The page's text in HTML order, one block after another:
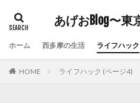
あげおBlog〜東
ホーム 西多摩の生活 ライフハック
HOME ライフハック (ページ4)